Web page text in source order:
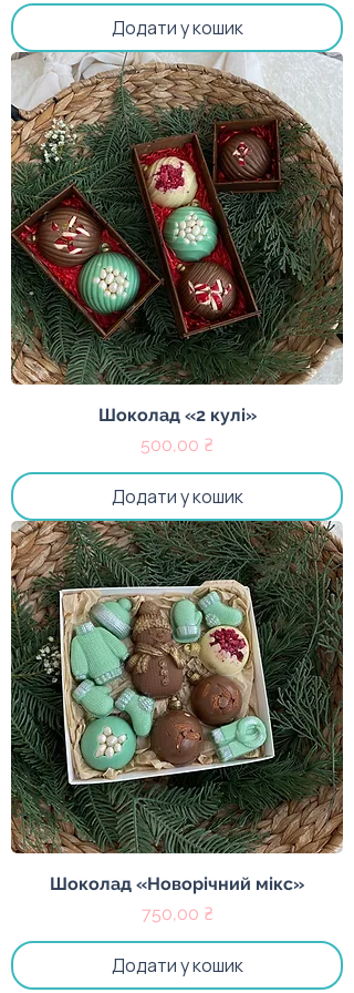
Додати у кошик
Шоколад «2 кулі»
Ціна
500,00 ₴
Додати у кошик
Шоколад «Новорічний мікс»
Ціна
750,00 ₴
Додати у кошик